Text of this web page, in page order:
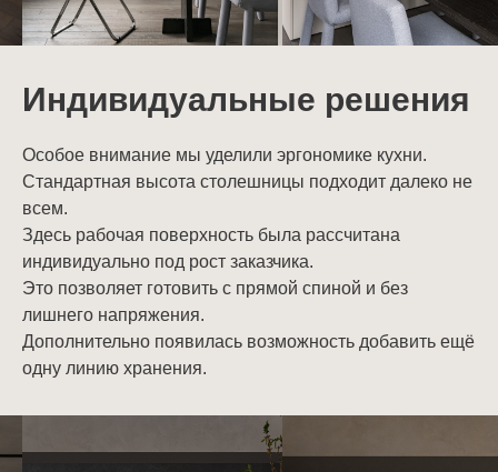
Индивидуальные решения
Особое внимание мы уделили эргономике кухни.
Стандартная высота столешницы подходит далеко не
всем.
Здесь рабочая поверхность была рассчитана
индивидуально под рост заказчика.
Это позволяет готовить с прямой спиной и без
лишнего напряжения.
Дополнительно появилась возможность добавить ещё
одну линию хранения.